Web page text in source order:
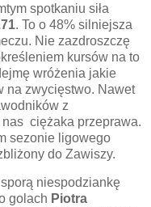
spotkaniu siła
. To o 48% silniejsza
Nie zazdroszczę
kursów na to
wróżenia jakie
na zwycięstwo. Nawet
z
nas ciężaka przeprawa.
sezonie ligowego
do Zawiszy.
niespodziankę
golach Piotra